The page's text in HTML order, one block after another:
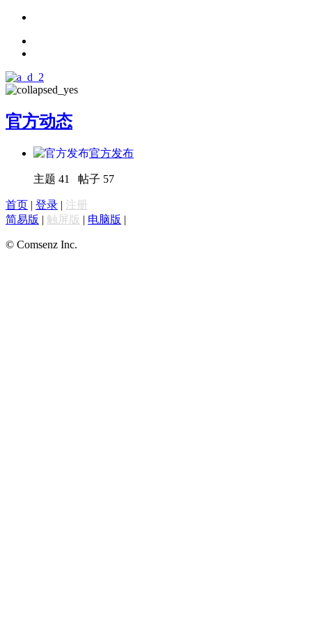
官方动态
官方发布
主题 41 帖子 57
首页 | 登录 | 注册
简易版 | 触屏版 | 电脑版 |
© Comsenz Inc.